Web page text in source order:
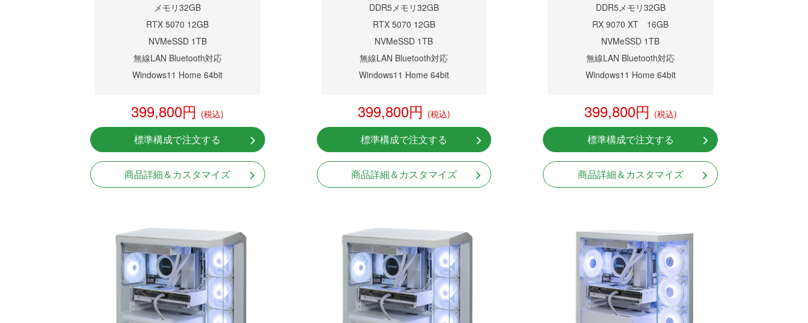
メモリ32GB
RTX 5070 12GB
NVMeSSD 1TB
無線LAN Bluetooth対応
Windows11 Home 64bit
399,800円 (税込)
標準構成で注文する
商品詳細＆カスタマイズ
DDR5メモリ32GB
RTX 5070 12GB
NVMeSSD 1TB
無線LAN Bluetooth対応
Windows11 Home 64bit
399,800円 (税込)
標準構成で注文する
商品詳細＆カスタマイズ
DDR5メモリ32GB
RX 9070 XT 16GB
NVMeSSD 1TB
無線LAN Bluetooth対応
Windows11 Home 64bit
399,800円 (税込)
標準構成で注文する
商品詳細＆カスタマイズ